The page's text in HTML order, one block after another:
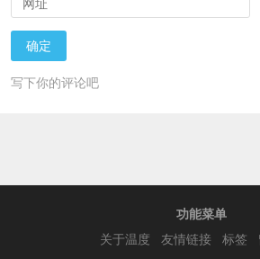
写下你的评论吧
功能菜单
关于温度
友情链接 标签